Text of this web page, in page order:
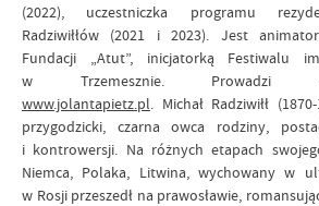
(2022), uczestniczka programu
Radziwiłłów (2021 i 2023). Jest
Fundacji „Atut”, inicjatorką Festiwalu
w Trzemesznie. Prowadzi
www.jolantapietz.pl. Michał Radziwiłł
przygodzicki, czarna owca rodziny,
i kontrowersji. Na różnych etapach
Niemca, Polaka, Litwina, wychowany w
w Rosji przeszedł na prawosławie,